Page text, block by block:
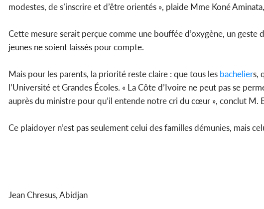
modestes, de s’inscrire et d’être orientés », plaide Mme Koné
Cette mesure serait perçue comme une bouffée d’oxygène, un
jeunes ne soient laissés pour compte.
Mais pour les parents, la priorité reste claire : que tous les bacheliers,
l’Université et Grandes Écoles. « La Côte d’Ivoire ne peut pas se
auprès du ministre pour qu’il entende notre cri du cœur », conclut M.
Ce plaidoyer n’est pas seulement celui des familles démunies, mais
Jean Chresus, Abidjan